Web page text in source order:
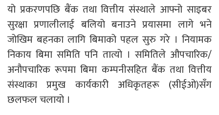
यो प्रकरणपछि बैंक तथा वित्तीय संस्थाले आफ्नो साइबर
सुरक्षा प्रणालीलाई बलियो बनाउने प्रयासमा लागे भने
जोखिम बहनका लागि बिमाको पहल सुरु गरे । नियामक
निकाय बिमा समिति पनि तात्यो । समितिले औपचारिक/
अनौपचारिक रूपमा बिमा कम्पनीसहित बैंक तथा वित्तीय
संस्थाका प्रमुख कार्यकारी अधिकृतहरू (सीईओ)सँग
छलफल चलायो ।